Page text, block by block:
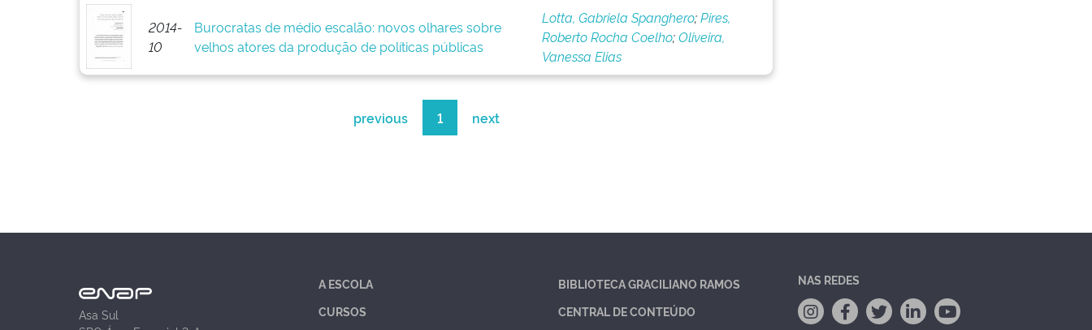
2014-
10
Burocratas de médio escalão: novos olhares sobre
velhos atores da produção de políticas públicas
Lotta, Gabriela Spanghero;Pires,
Roberto Rocha Coelho;Oliveira,
Vanessa Elias
previous 1 next
Asa Sul
A ESCOLA
CURSOS
BIBLIOTECA GRACILIANO RAMOS
CENTRAL DE CONTEÚDO
NAS REDES